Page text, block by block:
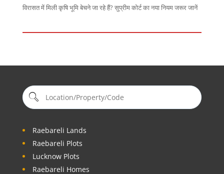
विरासत में मिली कृषि भूमि बेचने जा रहे हैं? सुप्रीम कोर्ट का नया नियम जरूर जानें
Raebareli Lands
Raebareli Plots
Lucknow Plots
Raebareli Homes